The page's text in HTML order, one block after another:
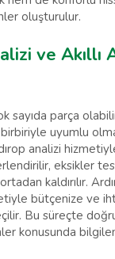
oluşturulur.
ve Akıllı
sayıda parça
uyumlu
analizi
eksikler
kaldırılır.
bütçenize ve
Bu süreçte
konusunda